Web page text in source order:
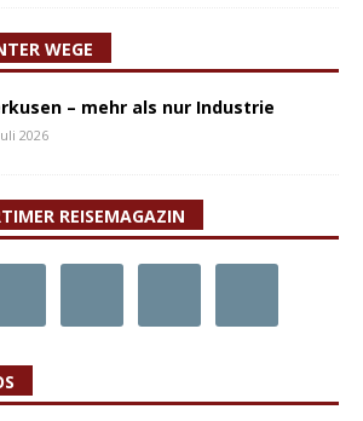
WEGE
– mehr als nur Industrie
2026
REISEMAGAZIN